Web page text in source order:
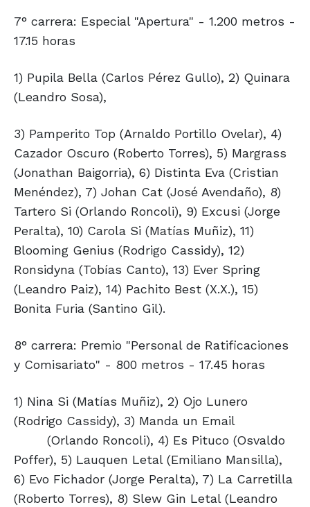
7° carrera: Especial "Apertura" - 1.200 metros -
17.15 horas
1) Pupila Bella (Carlos Pérez Gullo), 2) Quinara
(Leandro Sosa),
3) Pamperito Top (Arnaldo Portillo Ovelar), 4)
Cazador Oscuro (Roberto Torres), 5) Margrass
(Jonathan Baigorria), 6) Distinta Eva (Cristian
Menéndez), 7) Johan Cat (José Avendaño), 8)
Tartero Si (Orlando Roncoli), 9) Excusi (Jorge
Peralta), 10) Carola Si (Matías Muñiz), 11)
Blooming Genius (Rodrigo Cassidy), 12)
Ronsidyna (Tobías Canto), 13) Ever Spring
(Leandro Paiz), 14) Pachito Best (X.X.), 15)
Bonita Furia (Santino Gil).
8° carrera: Premio "Personal de Ratificaciones
y Comisariato" - 800 metros - 17.45 horas
1) Nina Si (Matías Muñiz), 2) Ojo Lunero
(Rodrigo Cassidy), 3) Manda un Email
(Orlando Roncoli), 4) Es Pituco (Osvaldo
Poffer), 5) Lauquen Letal (Emiliano Mansilla),
6) Evo Fichador (Jorge Peralta), 7) La Carretilla
(Roberto Torres), 8) Slew Gin Letal (Leandro